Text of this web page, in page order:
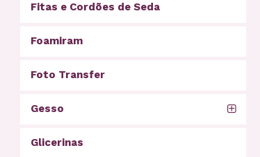
Fitas e Cordões de Seda
Foamiram
Foto Transfer
Gesso
Glicerinas